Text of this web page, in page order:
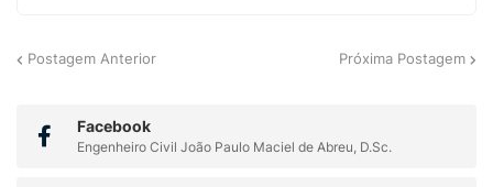
Postagem Anterior Próxima Postagem
Facebook
Engenheiro Civil João Paulo Maciel de Abreu, D.Sc.